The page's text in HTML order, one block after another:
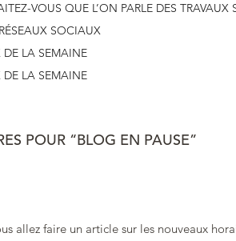
VOUS QUE L’ON PARLE DES TRAVAUX
SOCIAUX
DE LA SEMAINE
DE LA SEMAINE
POUR “BLOG EN PAUSE”
allez faire un article sur les nouveaux